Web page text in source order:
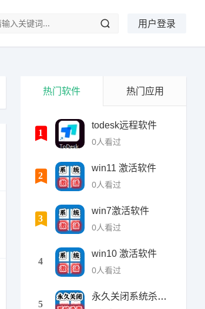
用户登录
热门软件 热门应用
1
todesk远程软件
0人看过
2
win11 激活软件
0人看过
3
win7激活软件
0人看过
4
win10 激活软件
0人看过
5
永久关闭系统杀毒支持 win10/w11